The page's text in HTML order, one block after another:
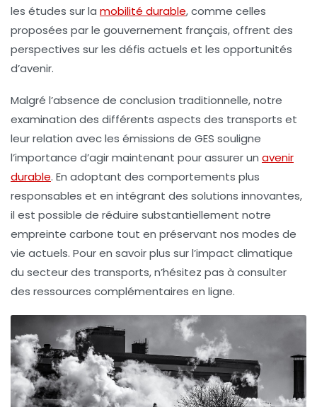
les études sur la mobilité durable, comme celles
proposées par le gouvernement français, offrent des
perspectives sur les défis actuels et les opportunités
d’avenir.
Malgré l’absence de conclusion traditionnelle, notre
examination des différents aspects des transports et
leur relation avec les émissions de GES souligne
l’importance d’agir maintenant pour assurer un avenir
durable. En adoptant des comportements plus
responsables et en intégrant des solutions innovantes,
il est possible de réduire substantiellement notre
empreinte carbone tout en préservant nos modes de
vie actuels. Pour en savoir plus sur l’impact climatique
du secteur des transports, n’hésitez pas à consulter
des ressources complémentaires en ligne.